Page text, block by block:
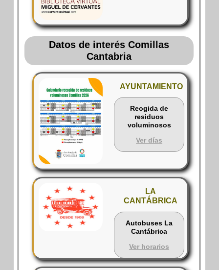
Datos de interés Comillas
Cantabria
AYUNTAMIENTO
Reogida de
residuos
voluminosos
Ver días
LA
CANTÁBRICA
Autobuses La
Cantábrica
Ver horarios